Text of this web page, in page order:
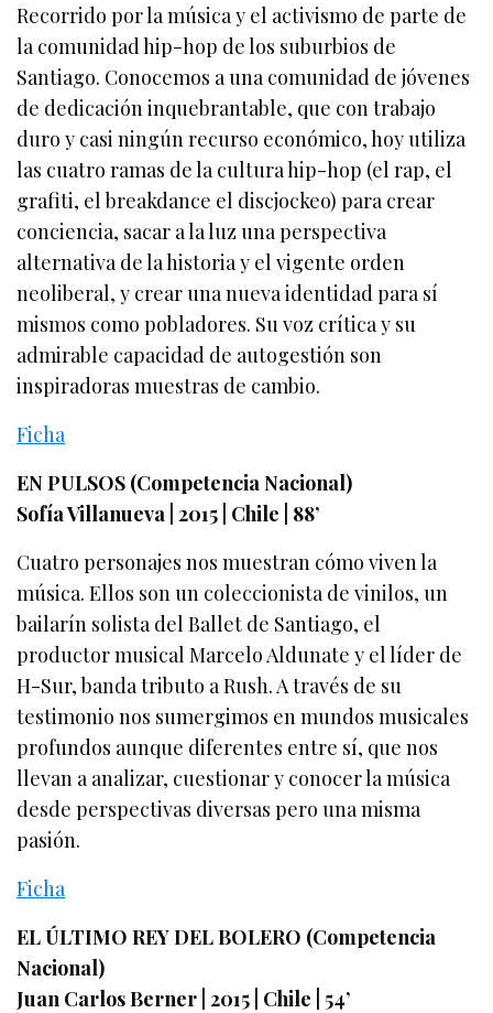
Recorrido por la música y el activismo de parte de
la comunidad hip-hop de los suburbios de
Santiago. Conocemos a una comunidad de jóvenes
de dedicación inquebrantable, que con trabajo
duro y casi ningún recurso económico, hoy utiliza
las cuatro ramas de la cultura hip-hop (el rap, el
grafiti, el breakdance el discjockeo) para crear
conciencia, sacar a la luz una perspectiva
alternativa de la historia y el vigente orden
neoliberal, y crear una nueva identidad para sí
mismos como pobladores. Su voz crítica y su
admirable capacidad de autogestión son
inspiradoras muestras de cambio.
Ficha
EN PULSOS (Competencia Nacional)
Sofía Villanueva | 2015 | Chile | 88’
Cuatro personajes nos muestran cómo viven la
música. Ellos son un coleccionista de vinilos, un
bailarín solista del Ballet de Santiago, el
productor musical Marcelo Aldunate y el líder de
H-Sur, banda tributo a Rush. A través de su
testimonio nos sumergimos en mundos musicales
profundos aunque diferentes entre sí, que nos
llevan a analizar, cuestionar y conocer la música
desde perspectivas diversas pero una misma
pasión.
Ficha
EL ÚLTIMO REY DEL BOLERO (Competencia
Nacional)
Juan Carlos Berner | 2015 | Chile | 54’